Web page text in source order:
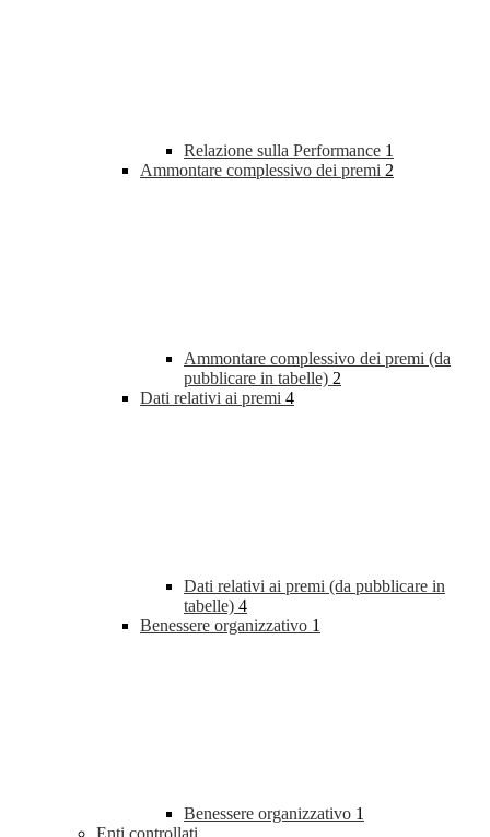
Relazione sulla Performance 1
Ammontare complessivo dei premi 2
Ammontare complessivo dei premi (da
pubblicare in tabelle) 2
Dati relativi ai premi 4
Dati relativi ai premi (da pubblicare in
tabelle) 4
Benessere organizzativo 1
Benessere organizzativo 1